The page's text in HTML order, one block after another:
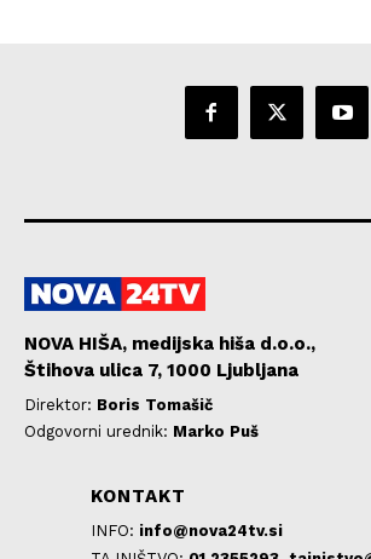
NOVA HIŠA, medijska hiša d.o.o.,
Štihova ulica 7, 1000 Ljubljana
Direktor: Boris Tomašič
Odgovorni urednik: Marko Puš
KONTAKT
INFO: info@nova24tv.si